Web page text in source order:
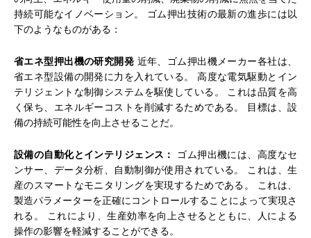
持続可能なイノベーション。 ゴム押出技術の最新の進歩には以
下のようなものがある：
省エネ型押出機の研究開発 近年、ゴム押出機メーカー各社は、
省エネ型設備の開発に力を入れている。 高度な電気駆動とイン
テリジェントな制御システムを駆使している。 これは品質を高
く保ち、エネルギーコストを削減するためである。 目標は、設
備の持続可能性を向上させることだ。
設備の自動化とインテリジェンス： ゴム押出機には、高度なセ
ンサー、データ分析、自動制御が使用されている。 これは、生
産のスマートなモニタリングを実現するためである。 これは、
製造パラメーターを正確にコントロールすることによって実現さ
れる。 これにより、生産効率を向上させるとともに、人による
操作の影響を軽減することができる。